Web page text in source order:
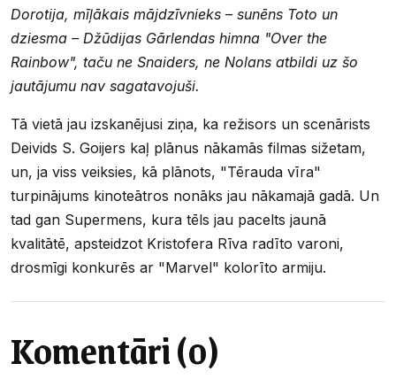
Dorotija, mīļākais mājdzīvnieks – sunēns Toto un
dziesma – Džūdijas Gārlendas himna "Over the
Rainbow", taču ne Snaiders, ne Nolans atbildi uz šo
jautājumu nav sagatavojuši.
Tā vietā jau izskanējusi ziņa, ka režisors un scenārists
Deivids S. Goijers kaļ plānus nākamās filmas sižetam,
un, ja viss veiksies, kā plānots, "Tērauda vīra"
turpinājums kinoteātros nonāks jau nākamajā gadā. Un
tad gan Supermens, kura tēls jau pacelts jaunā
kvalitātē, apsteidzot Kristofera Rīva radīto varoni,
drosmīgi konkurēs ar "Marvel" kolorīto armiju.
Komentāri (0)